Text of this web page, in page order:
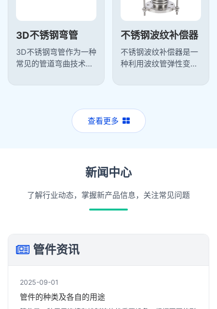
3D不锈钢弯管
3D不锈钢弯管作为一种
常见的管道弯曲技术，
渡，减少了流体在管道
不锈钢波纹补偿器
不锈钢波纹补偿器是一
种利用波纹管弹性变形
等原因产生位移的装
主要功能是吸...
查看更多
新闻中心
了解行业动态，掌握新产品信息，关注常见问题
管件资讯
2025-09-01
管件的种类及各自的用途